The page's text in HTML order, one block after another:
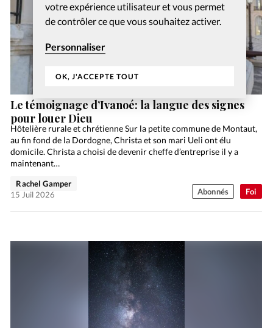
votre expérience utilisateur et vous permet
de contrôler ce que vous souhaitez activer.
Personnaliser
OK, J'ACCEPTE TOUT
Foi
Le témoignage d’Ivanoé: la langue des signes
pour louer Dieu
Hôtelière rurale et chrétienne Sur la petite commune de Montaut,
au fin fond de la Dordogne, Christa et son mari Ueli ont élu
domicile. Christa a choisi de devenir cheffe d’entreprise il y a
maintenant…
Rachel Gamper
15 Juil 2026
Abonnés